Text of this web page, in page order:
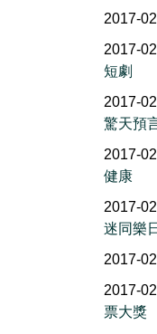
2017-
2017-
短劇
2017-
驚天預
2017-
健康
2017-
迷同樂
2017-
2017-
票大獎